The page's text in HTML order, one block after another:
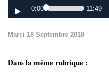
0:00 11:49
Mardi 18 Septembre 2018
Dans la même rubrique :